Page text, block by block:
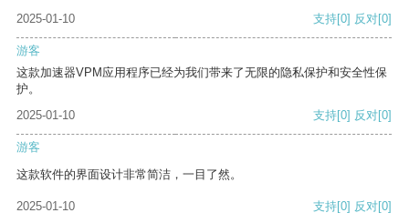
2025-01-10
支持[0] 反对[0]
游客
这款加速器VPM应用程序已经为我们带来了无限的隐私保护和安全性保
护。
2025-01-10
支持[0] 反对[0]
游客
这款软件的界面设计非常简洁，一目了然。
2025-01-10 支持[0] 反对[0]